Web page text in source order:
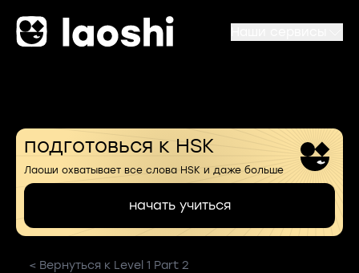
подготовься к HSK
Лаоши охватывает все слова HSK и даже больше
начать учиться
< Вернуться к Level 1 Part 2